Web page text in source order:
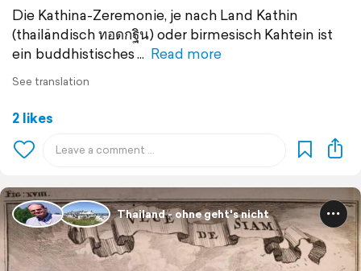
Die Kathina-Zeremonie, je nach Land Kathin
(thailändisch ทอดกฐิน) oder birmesisch Kahtein ist
ein buddhistisches
Read more
See translation
2 likes
Thailand - ohne geht's nicht